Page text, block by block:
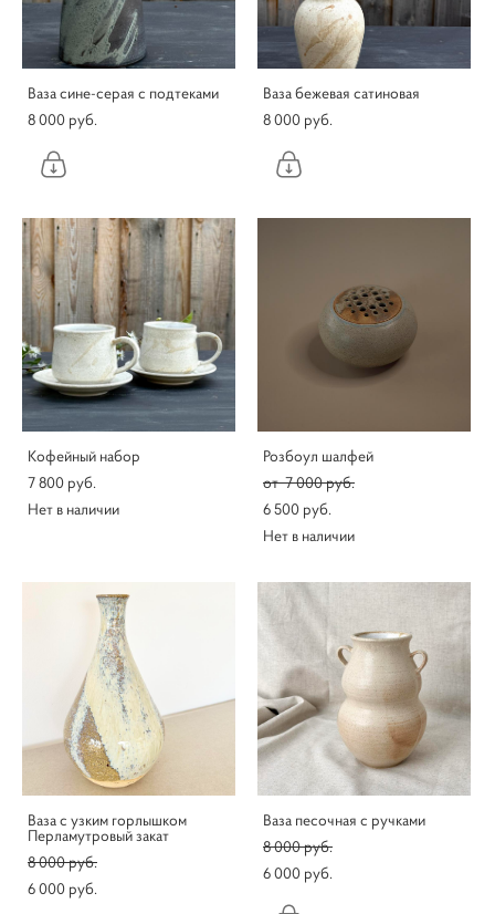
Ваза сине-серая с подтеками
8 000 pуб.
Ваза бежевая сатиновая
8 000 pуб.
Кофейный набор
7 800 pуб.
Нет в наличии
Розбоул шалфей
от 7 000 pуб.
6 500 pуб.
Нет в наличии
Ваза с узким горлышком
Перламутровый закат
8 000 pуб.
6 000 pуб.
Ваза песочная с ручками
8 000 pуб.
6 000 pуб.